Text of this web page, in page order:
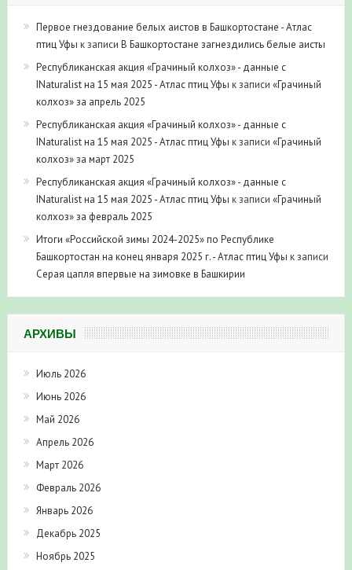
Первое гнездование белых аистов в Башкортостане - Атлас
птиц Уфы к записи В Башкортостане загнездились белые аисты
Республиканская акция «Грачиный колхоз» - данные с
INaturalist на 15 мая 2025 - Атлас птиц Уфы к записи «Грачиный
колхоз» за апрель 2025
Республиканская акция «Грачиный колхоз» - данные с
INaturalist на 15 мая 2025 - Атлас птиц Уфы к записи «Грачиный
колхоз» за март 2025
Республиканская акция «Грачиный колхоз» - данные с
INaturalist на 15 мая 2025 - Атлас птиц Уфы к записи «Грачиный
колхоз» за февраль 2025
Итоги «Российской зимы 2024-2025» по Республике
Башкортостан на конец января 2025 г. - Атлас птиц Уфы к записи
Серая цапля впервые на зимовке в Башкирии
АРХИВЫ
Июль 2026
Июнь 2026
Май 2026
Апрель 2026
Март 2026
Февраль 2026
Январь 2026
Декабрь 2025
Ноябрь 2025